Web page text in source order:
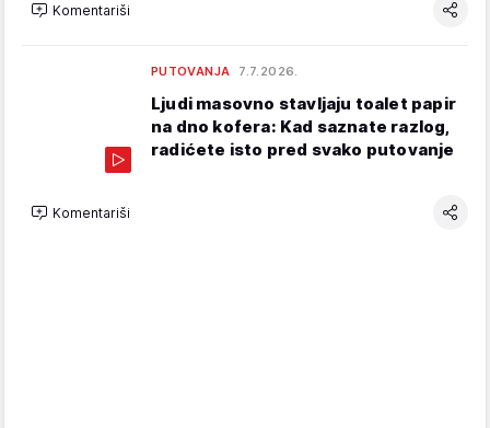
Komentariši
PUTOVANJA 7.7.2026.
Ljudi masovno stavljaju toalet papir
na dno kofera: Kad saznate razlog,
radićete isto pred svako putovanje
Komentariši